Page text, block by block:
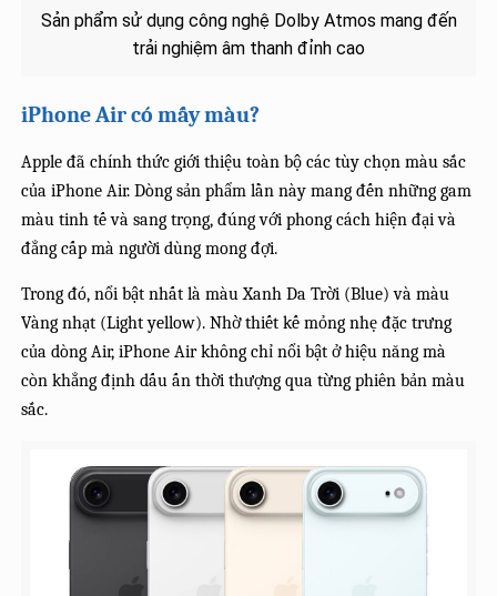
Sản phẩm sử dụng công nghệ Dolby Atmos mang đến
trải nghiệm âm thanh đỉnh cao
iPhone Air có mấy màu?
Apple đã chính thức giới thiệu toàn bộ các tùy chọn màu sắc
của iPhone Air. Dòng sản phẩm lần này mang đến những gam
màu tinh tế và sang trọng, đúng với phong cách hiện đại và
đẳng cấp mà người dùng mong đợi.
Trong đó, nổi bật nhất là màu Xanh Da Trời (Blue) và màu
Vàng nhạt (Light yellow). Nhờ thiết kế mỏng nhẹ đặc trưng
của dòng Air, iPhone Air không chỉ nổi bật ở hiệu năng mà
còn khẳng định dấu ấn thời thượng qua từng phiên bản màu
sắc.